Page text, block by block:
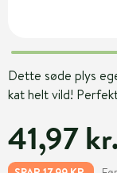
Dette søde plys
kat helt vild!
41,97 kr.